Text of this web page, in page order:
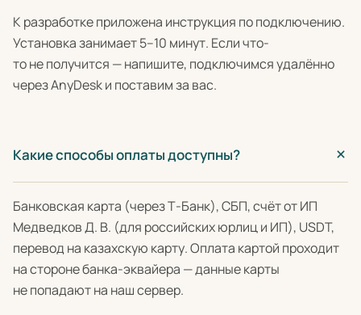
К разработке приложена инструкция по подключению.
Установка занимает 5–10 минут. Если что-
то не получится — напишите, подключимся удалённо
через AnyDesk и поставим за вас.
Какие способы оплаты доступны?
Банковская карта (через Т-Банк), СБП, счёт от ИП
Медведков Д. В. (для российских юрлиц и ИП), USDT,
перевод на казахскую карту. Оплата картой проходит
на стороне банка-эквайера — данные карты
не попадают на наш сервер.